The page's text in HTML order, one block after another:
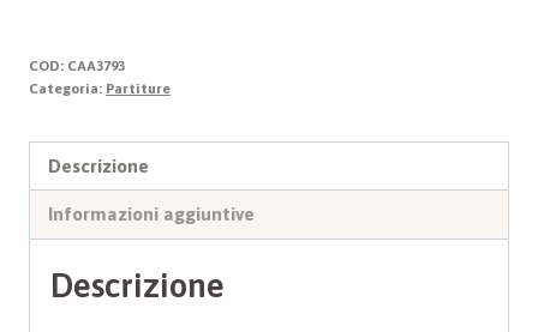
COD: CAA3793
Categoria: Partiture
Descrizione
Informazioni aggiuntive
Descrizione